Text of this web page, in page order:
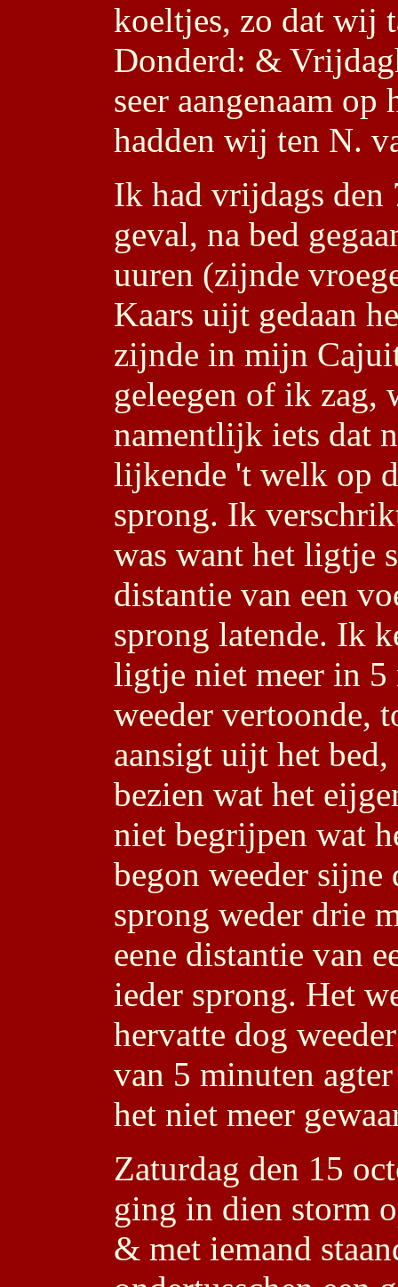
koeltjes, zo dat wij
Donderd: &
seer aangenaam
hadden wij ten N.
Ik had vrijdags den
geval, na bed
uuren (zijnde
Kaars uijt gedaan
zijnde in mijn
geleegen of ik zag,
namentlijk iets dat
lijkende 't welk op
sprong. Ik
was want het ligtje
distantie van een
sprong latende. Ik
ligtje niet meer in 5
weeder vertoonde,
aansigt uijt het
bezien wat het
niet begrijpen wat
begon weeder
sprong weder drie
eene distantie van
ieder sprong. Het
hervatte dog
van 5 minuten
het niet meer
Zaturdag den 15
ging in dien storm
& met iemand